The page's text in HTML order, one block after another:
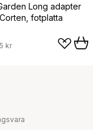
Long adapter
fotplatta
kr